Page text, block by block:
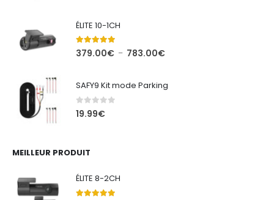
ÉLITE 10-1CH
5.00out of 5
379.00€ – 783.00€Plage
379.00€
SAFY9 Kit mode Parking
0out of 5
19.99€
MEILLEUR PRODUIT
ÉLITE 8-2CH